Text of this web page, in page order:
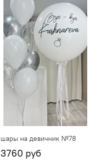
шары на девичник №78
3760 руб